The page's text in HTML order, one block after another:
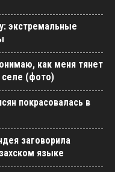
экстремальные
как меня тянет
селе (фото)
покрасовалась в
заговорила
языке